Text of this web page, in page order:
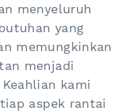
menyeluruh
yang
memungkinkan
menjadi
kami
aspek rantai